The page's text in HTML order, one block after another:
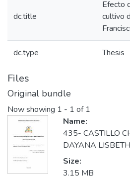
dc.title
Efecto
cultivo
dc.type Thesis
Files
Original bundle
Now showing 1 - 1 of 1
Name:
435- CASTILLO
DAYANA
Size:
3.15 MB